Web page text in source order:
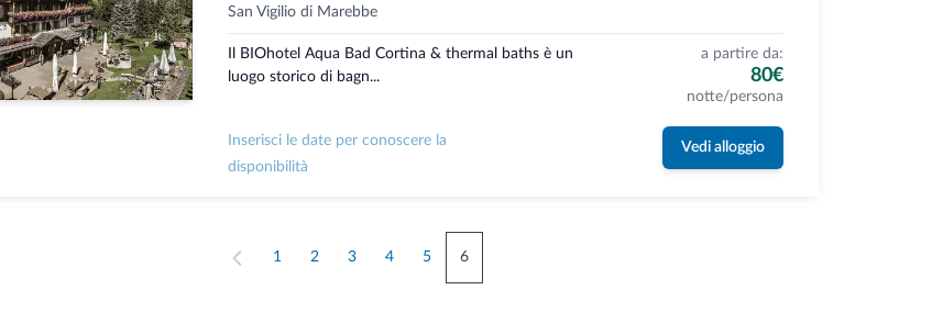
San Vigilio di Marebbe
Il BIOhotel Aqua Bad Cortina & thermal baths è un
luogo storico di bagn...
a partire da:
80€
notte/persona
Inserisci le date per conoscere la
disponibilità
Vedi alloggio
1 2 3 4 5 6